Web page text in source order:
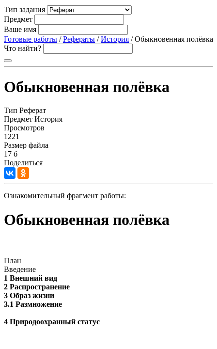
Тип задания
Предмет
Ваше имя
Готовые работы /Рефераты /История / Обыкновенная полёвка
Что найти?
Обыкновенная полёвка
Тип Реферат
Предмет История
Просмотров
1221
Размер файла
17 б
Поделиться
Ознакомительный фрагмент работы:
Обыкновенная полёвка
План
Введение
1 Внешний вид
2 Распространение
3 Образ жизни
3.1 Размножение
4 Природоохранный статус